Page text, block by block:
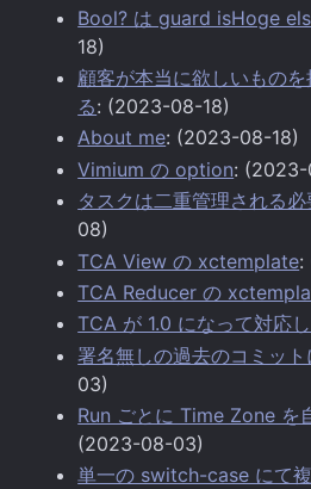
Bool? は guard isHoge
18)
顧客が本当に欲しいもの
る: (2023-08-18)
About me: (2023-08-18)
Vimium の option: (2023-
タスクは二重管理される必
08)
TCA View の xctemplate:
TCA Reducer の
TCA が 1.0 になって対応
署名無しの過去のコミット
03)
Run ごとに Time Zone を
(2023-08-03)
単一の switch-case にて